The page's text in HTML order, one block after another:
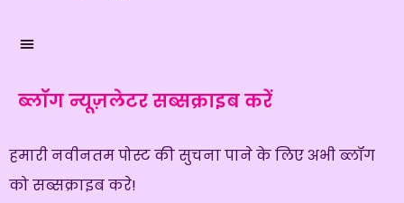
ब्लॉग न्यूज़लेटर सब्सक्राइब करें
हमारी नवीनतम पोस्ट की सुचना पाने के लिए अभी ब्लॉग
को सब्सक्राइब करे!